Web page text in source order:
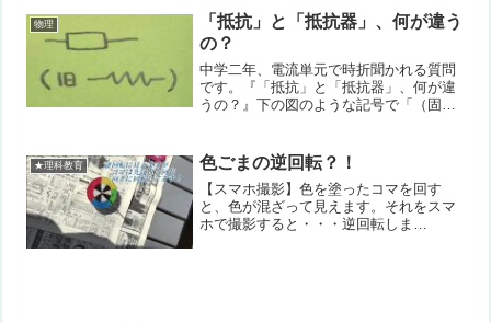
方も多いでしょう。それもそ...
物理
「抵抗」と「抵抗器」、何が違う
の？
中学二年、電流単元で時折聞かれる質問
です。『「抵抗」と「抵抗器」、何が違
うの？』下の図のような記号で「（固
この単元の学習をしていくと「抵抗」と
いう用語も出てきます。そこ...
★理科教育 色ごまの逆回転？！
【スマホ撮影】色を塗ったコマを回す
と、色が混ざって見えます。それをスマ
ホで撮影すると・・・逆回転しま